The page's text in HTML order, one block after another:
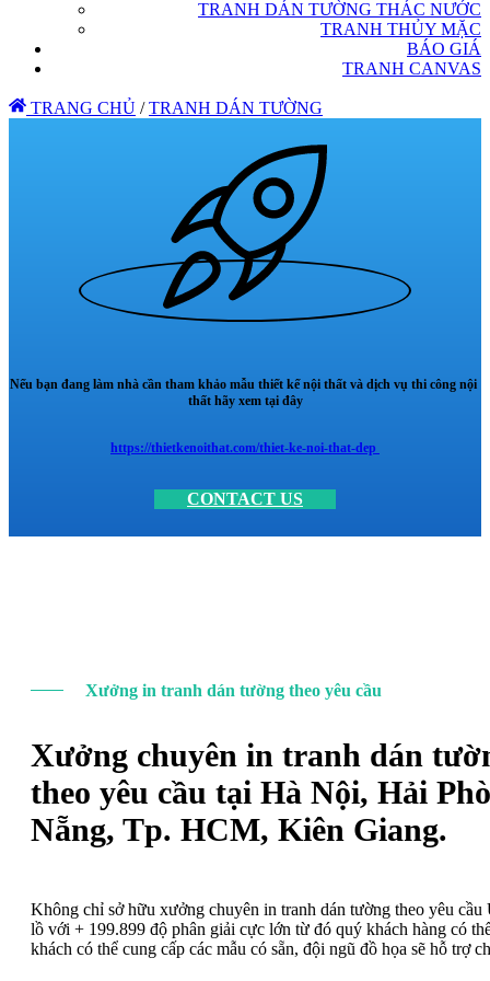
TRANH DÁN TƯỜNG THÁC NƯỚC
TRANH THỦY MẶC
BÁO GIÁ
TRANH CANVAS
TRANG CHỦ / TRANH DÁN TƯỜNG
Nếu bạn đang làm nhà cần tham khảo mẫu thiết kế nội thất và dịch vụ thi công nội
thất hãy xem tại đây
https://thietkenoithat.com/thiet-ke-noi-that-dep
CONTACT US
Xưởng in tranh dán tường theo yêu cầu
Xưởng chuyên in tranh dán
theo yêu cầu tại Hà Nội, Hải
Nẵng, Tp. HCM, Kiên Giang.
Không chỉ sở hữu xưởng chuyên in tranh dán tường theo yêu
lồ với + 199.899 độ phân giải cực lớn từ đó quý khách hàng có
khách có thể cung cấp các mẫu có sẵn, đội ngũ đồ họa sẽ hỗ trợ